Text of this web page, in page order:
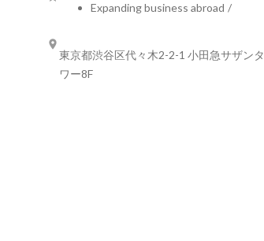
Expanding business abroad /
東京都渋谷区代々木2-2-1 小田急サザンタ
ワー8F